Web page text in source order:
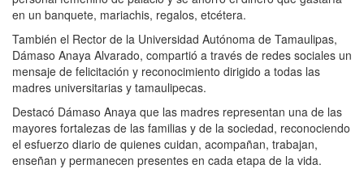
en un banquete, mariachis, regalos, etcétera.
También el Rector de la Universidad Autónoma de Tamaulipas,
Dámaso Anaya Alvarado, compartió a través de redes sociales un
mensaje de felicitación y reconocimiento dirigido a todas las
madres universitarias y tamaulipecas.
Destacó Dámaso Anaya que las madres representan una de las
mayores fortalezas de las familias y de la sociedad, reconociendo
el esfuerzo diario de quienes cuidan, acompañan, trabajan,
enseñan y permanecen presentes en cada etapa de la vida.